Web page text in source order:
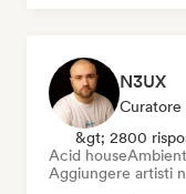
N3UX
Curatore
&gt; 2800
Acid houseAmbient
Aggiungere artisti